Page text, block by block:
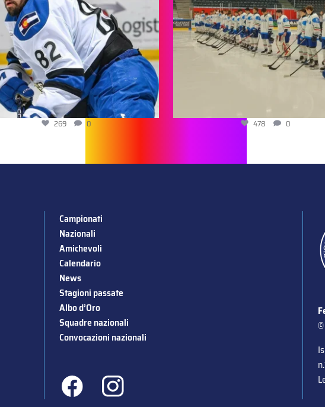
269 0 478 0
Campionati
Nazionali
Amichevoli
Calendario
News
Stagioni passate
Albo d’Oro
Squadre nazionali
Convocazioni nazionali